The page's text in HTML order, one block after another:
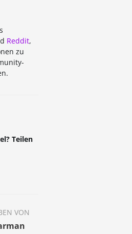
Reddit,
zu
Teilen
VON